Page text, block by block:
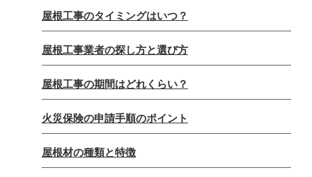
屋根工事のタイミングはいつ？
屋根工事業者の探し方と選び方
屋根工事の期間はどれくらい？
火災保険の申請手順のポイント
屋根材の種類と特徴